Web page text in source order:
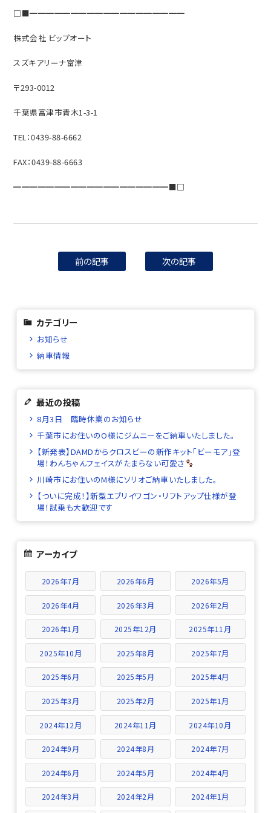
□■━━━━━━━━━━━━━━━━━━━
株式会社 ビップオート
スズキアリーナ富津
〒293-0012
千葉県富津市青木1-3-1
TEL：0439-88-6662
FAX：0439-88-6663
━━━━━━━━━━━━━━━━━━━■□
前の記事 次の記事
カテゴリー
お知らせ
納車情報
最近の投稿
8月3日 臨時休業のお知らせ
千葉市にお住いのO様にジムニーをご納車いたしました。
【新発表】DAMDからクロスビーの新作キット「ビーモア」登
場！わんちゃんフェイスがたまらない可愛さ
川崎市にお住いのM様にソリオご納車いたしました。
【ついに完成！】新型エブリイワゴン・リフトアップ仕様が登
場！試乗も大歓迎です
アーカイブ
2026年7月 2026年6月 2026年5月
2026年4月 2026年3月 2026年2月
2026年1月 2025年12月 2025年11月
2025年10月 2025年8月 2025年7月
2025年6月 2025年5月 2025年4月
2025年3月 2025年2月 2025年1月
2024年12月 2024年11月 2024年10月
2024年9月 2024年8月 2024年7月
2024年6月 2024年5月 2024年4月
2024年3月 2024年2月 2024年1月